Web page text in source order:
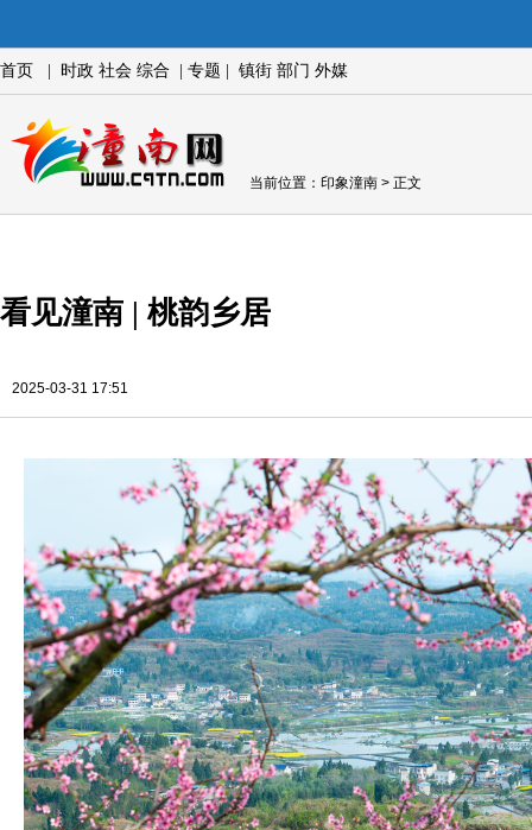
首页 时政 社会 综合 专题 镇街 部门 外媒
当前位置： 印象潼南 > 正文
看见潼南 | 桃韵乡居
2025-03-31 17:51